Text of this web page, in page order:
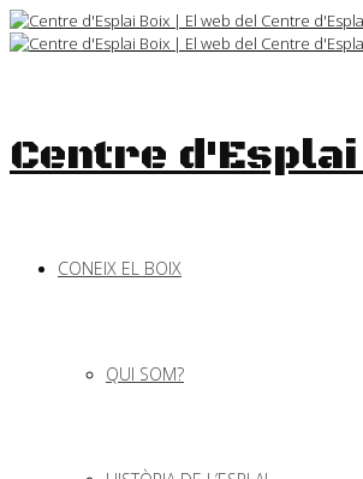
Skip
to
Centre d'Esplai
CONEIX EL BOIX
QUI SOM?